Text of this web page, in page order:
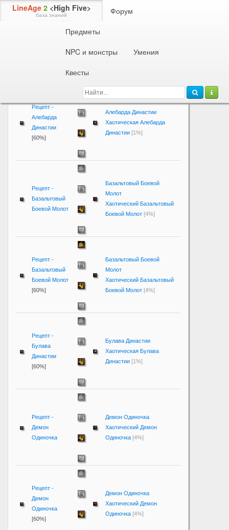
LineAge 2 <High Five>
база знаний
Форум
Предметы
NPC и монстры
Умения
Квесты
Рецепты для гномов
Рецепт -
Алебарда
Династии
[60%]
Алебарда Династии
Хаотическая Алебарда
Династии [1%]
Рецепт -
Базальтовый
Боевой Молот
Базальтовый Боевой
Молот
Хаотический Базальтовый
Боевой Молот [4%]
Рецепт -
Базальтовый
Боевой Молот
[60%]
Базальтовый Боевой
Молот
Хаотический Базальтовый
Боевой Молот [4%]
Рецепт -
Булава
Династии
[60%]
Булава Династии
Хаотическая Булава
Династии [1%]
Рецепт -
Демон
Одиночка
Демон Одиночка
Хаотический Демон
Одиночка [4%]
Рецепт -
Демон
Одиночка
[60%]
Демон Одиночка
Хаотический Демон
Одиночка [4%]